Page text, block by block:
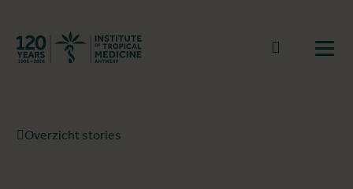
Terug naar start
Naar
Overzicht stories